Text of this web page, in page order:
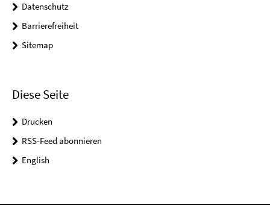
Datenschutz
Barrierefreiheit
Sitemap
Diese Seite
Drucken
RSS-Feed abonnieren
English